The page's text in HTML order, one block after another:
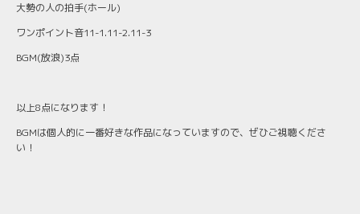
大勢の人の拍手(ホール)
ワンポイント音11-1.11-2.11-3
BGM(放浪)3点
以上8点になります！
BGMは個人的に一番好きな作品になっていますので、ぜひご視聴くださ
い！